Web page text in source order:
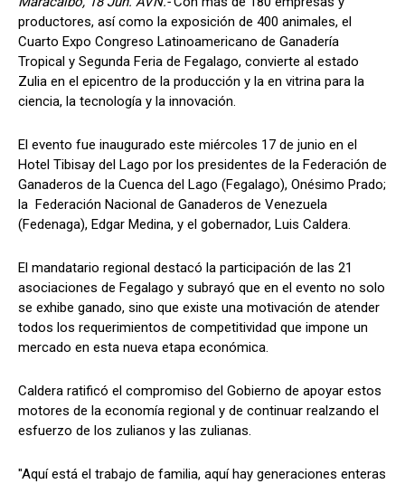
productores, así como la exposición de 400 animales, el
Cuarto Expo Congreso Latinoamericano de Ganadería
Tropical y Segunda Feria de Fegalago, convierte al estado
Zulia en el epicentro de la producción y la en vitrina para la
ciencia, la tecnología y la innovación.
El evento fue inaugurado este miércoles 17 de junio en el
Hotel Tibisay del Lago por los presidentes de la Federación de
Ganaderos de la Cuenca del Lago (Fegalago), Onésimo Prado;
la Federación Nacional de Ganaderos de Venezuela
(Fedenaga), Edgar Medina, y el gobernador, Luis Caldera.
El mandatario regional destacó la participación de las 21
asociaciones de Fegalago y subrayó que en el evento no solo
se exhibe ganado, sino que existe una motivación de atender
todos los requerimientos de competitividad que impone un
mercado en esta nueva etapa económica.
Caldera ratificó el compromiso del Gobierno de apoyar estos
motores de la economía regional y de continuar realzando el
esfuerzo de los zulianos y las zulianas.
"Aquí está el trabajo de familia, aquí hay generaciones enteras